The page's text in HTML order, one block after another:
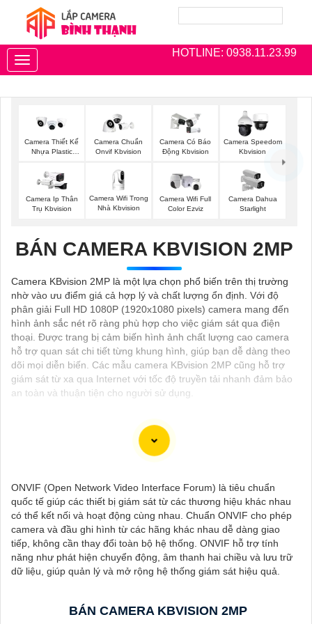
HOTLINE: 0938.11.23.99
Toggle
navigation
Camera Thiết Kế
Nhựa Plastic
Camera Chuẩn
Onvif Kbvision
Camera Có Báo
Động Kbvision
Camera Speedom
Kbvision
Camera Ip Thân
Trụ Kbvision
Camera Wifi Trong
Nhà Kbvision
Camera Wifi Full
Color Ezviz
Camera Dahua
Starlight
BÁN CAMERA KBVISION 2MP
Camera KBvision 2MP là một lựa chọn phổ biến trên thị trường
nhờ vào ưu điểm giá cả hợp lý và chất lượng ổn định. Với độ
phân giải Full HD 1080P (1920x1080 pixels) camera mang đến
hình ảnh sắc nét rõ ràng phù hợp cho việc giám sát qua điện
thoại. Được trang bị cảm biến hình ảnh chất lượng cao camera
hỗ trợ quan sát chi tiết từng khung hình, giúp bạn dễ dàng theo
dõi mọi diễn biến. Các mẫu camera KBvision 2MP cũng hỗ trợ
giám sát từ xa qua Internet với tốc độ truyền tải nhanh đảm bảo
an toàn và thuận tiện cho người sử dụng.
ngữ cảnh của một đại lý công nghệ:
🛃1:"Chào anh/chị! Bạn đang tìm kiếm Camera Kbvision với
chiết khấu hấp dẫn? Hãy đến với chúng tôi để nhận ưu đãi đặc
biệt và được tư vấn về giải pháp chính xác nhất cho nhu cầu an
ninh của bạn!"
️🏅️2: "Bạn muốn mua Camera Kbvision với giá ưu đãi và giải
pháp phù hợp? Liên hệ ngay với chúng tôi để được hỗ trợ tốt
"Chúng tôi cam kết cung cấp Camera Kbvision chính hãng
với chiết khấu cao nhất trên thị trường. Hãy đến với chúng tôi để
ONVIF (Open Network Video Interface Forum) là tiêu chuẩn
quốc tế giúp các thiết bị giám sát từ các thương hiệu khác nhau
có thể kết nối và hoạt động cùng nhau. Chuẩn ONVIF cho phép
camera và đầu ghi hình từ các hãng khác nhau dễ dàng giao
tiếp, không cần thay đổi toàn bộ hệ thống. ONVIF hỗ trợ tính
năng như phát hiện chuyển động, âm thanh hai chiều và lưu trữ
dữ liệu, giúp quản lý và mở rộng hệ thống giám sát hiệu quả.
BÁN CAMERA KBVISION 2MP